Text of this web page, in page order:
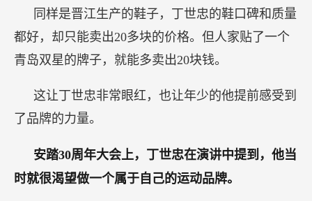
同样是晋江生产的鞋子，丁世忠的鞋口碑和质量
都好，却只能卖出20多块的价格。但人家贴了一个
青岛双星的牌子，就能多卖出20块钱。
这让丁世忠非常眼红，也让年少的他提前感受到
了品牌的力量。
安踏30周年大会上，丁世忠在演讲中提到，他当
时就很渴望做一个属于自己的运动品牌。